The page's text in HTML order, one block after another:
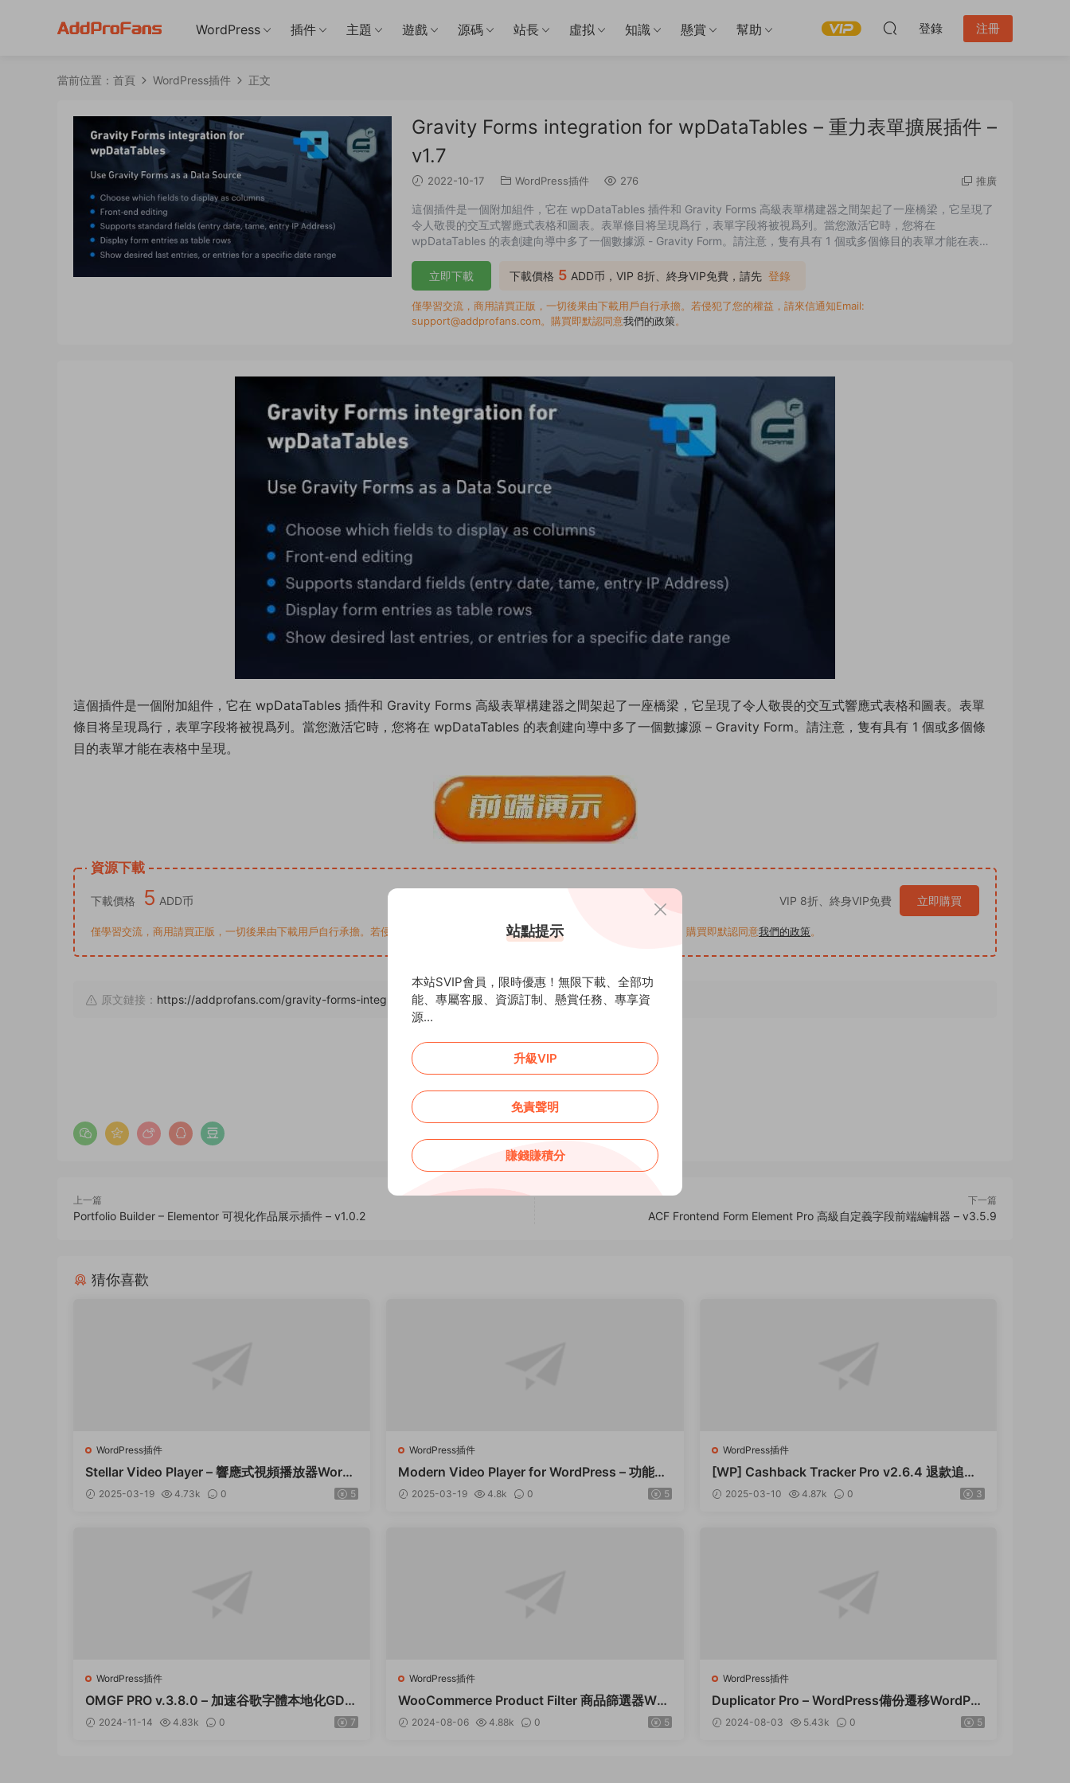
WordPress 插件 主題 遊戲 源碼 站長 虛拟 知識 懸賞 幫助 登錄 注冊
當前位置： 首頁 WordPress插件 正文
Gravity Forms integration for wpDataTables – 重力表單擴展插件 –
v1.7
2022-10-17 WordPress插件 276 推廣
這個插件是一個附加組件，它在 wpDataTables 插件和 Gravity Forms 高級表單構建器之間架起了一座橋梁，它呈現了
令人敬畏的交互式響應式表格和圖表。表單條目将呈現爲行，表單字段将被視爲列。當您激活它時，您将在
wpDataTables 的表創建向導中多了一個數據源 - Gravity Form。請注意，隻有具有 1 個或多個條目的表單才能在表格
下載價格 5 ADD币，VIP 8折、終身VIP免費，請先 登錄
立即下載
僅學習交流，商用請買正版，一切後果由下載用戶自行承擔。若侵犯了您的權益，請來信通知Email:
support@addprofans.com。購買即默認同意我們的政策。
這個插件是一個附加組件，它在 wpDataTables 插件和 Gravity Forms 高級表單構建器之間架起了一座橋梁，它呈現了令人敬畏的交互式響應式表格和圖表。表單
條目将呈現爲行，表單字段将被視爲列。當您激活它時，您将在 wpDataTables 的表創建向導中多了一個數據源 – Gravity Form。請注意，隻有具有 1 個或多個條
目的表單才能在表格中呈現。
資源下載
下載價格 5 ADD币 VIP 8折、終身VIP免費 立即購買
僅學習交流，商用請買正版，一切後果由下載用戶自行承擔。若侵犯了您的權益，請來信通知Email: support@addprofans.com。購買即默認同意我們的政策。
原文鏈接： https://addprofans.com/gravity-forms-integration-for-wpdatatables/，轉載請注明出處。
上一篇
Portfolio Builder – Elementor 可視化作品展示插件 – v1.0.2
下一篇
ACF Frontend Form Element Pro 高級自定義字段前端編輯器 – v3.5.9
猜你喜歡
WordPress插件
Stellar Video Player – 響應式視頻播放器WordP
ress插件 – v2.9
2025-03-19 4.73k 0 5
WordPress插件
Modern Video Player for WordPress – 功能強
大的視頻和音頻播放器 – v10.21
2025-03-19 4.8k 0 5
WordPress插件
[WP] Cashback Tracker Pro v2.6.4 退款追蹤
器插件下載
2025-03-10 4.87k 0 3
WordPress插件
OMGF PRO v.3.8.0 – 加速谷歌字體本地化GDP
R優化 破解版插件下載
2024-11-14 4.83k 0 7
WordPress插件
WooCommerce Product Filter 商品篩選器Wor
dPress插件 – v8.3.0
2024-08-06 4.88k 0 5
WordPress插件
Duplicator Pro – WordPress備份遷移WordPre
ss插件 – v4.5.15
2024-08-03 5.43k 0 5
站點提示
本站SVIP會員，限時優惠！無限下載、全部功
能、專屬客服、資源訂制、懸賞任務、專享資
源...
升級VIP
免責聲明
賺錢賺積分